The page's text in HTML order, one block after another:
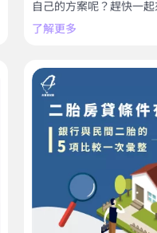
自己的方案呢？趕快一
了解更多